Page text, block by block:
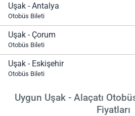
Uşak - Antalya
Otobüs Bileti
Uşak - Çorum
Otobüs Bileti
Uşak - Eskişehir
Otobüs Bileti
Uygun Uşak - Alaçatı
Fiyatları